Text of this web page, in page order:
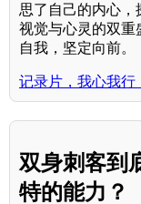
思了自己的内心，
视觉与心灵的双重
自我，坚定向前。
记录片，我心我行
双身刺客到
特的能力？